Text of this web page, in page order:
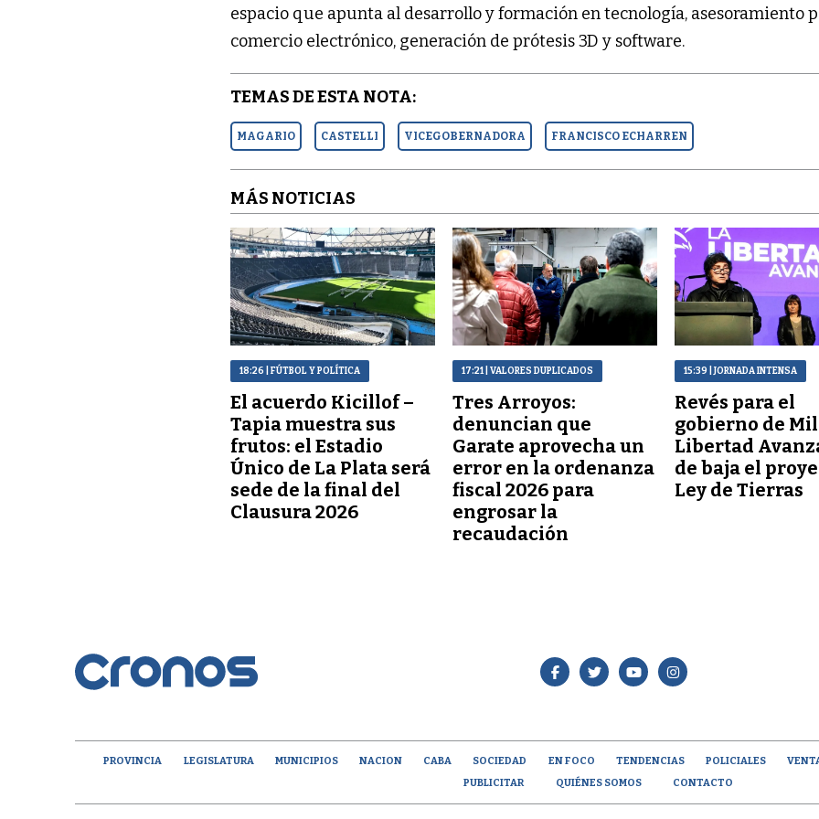
espacio que apunta al desarrollo y formación en tecnología, asesoramiento
comercio electrónico, generación de prótesis 3D y software.
TEMAS DE ESTA NOTA:
MAGARIO CASTELLI VICEGOBERNADORA FRANCISCO ECHARREN
MÁS NOTICIAS
18:26 | FÚTBOL Y POLÍTICA
El acuerdo Kicillof –
Tapia muestra sus
frutos: el Estadio
Único de La Plata será
sede de la final del
Clausura 2026
17:21| VALORES DUPLICADOS
Tres Arroyos:
denuncian que
Garate aprovecha un
error en la ordenanza
fiscal 2026 para
engrosar la
recaudación
15:39 | JORNADA INTENSA
Revés para el
gobierno de
Libertad
de baja el
Ley de Tierras
PROVINCIA LEGISLATURA MUNICIPIOS NACION CABA SOCIEDAD EN FOCO TENDENCIAS POLICIALES
PUBLICITAR
QUIÉNES SOMOS CONTACTO